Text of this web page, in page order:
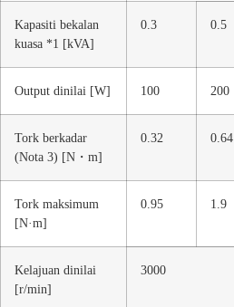
Kapasiti bekalan
kuasa *1 [kVA]
0.3 0.5
Output dinilai [W] 100 200
Tork berkadar
(Nota 3) [N・m]
0.32 0.64
Tork maksimum
[N·m]
0.95 1.9
Kelajuan dinilai
[r/min]
3000